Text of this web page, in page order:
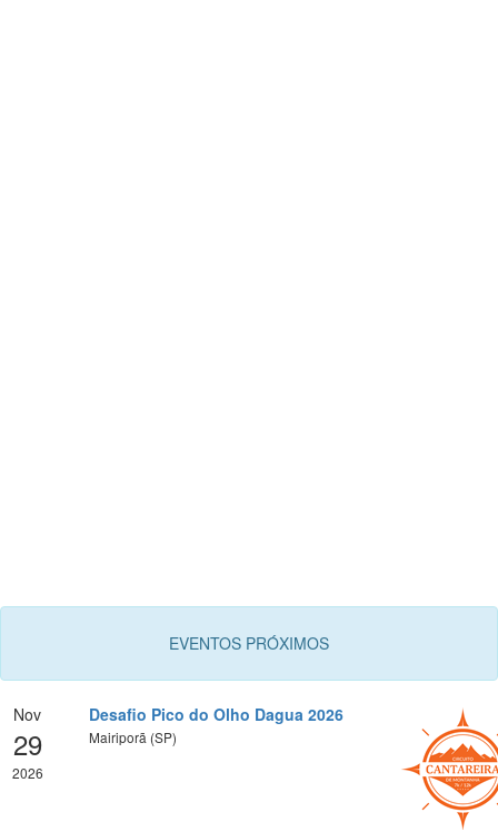
EVENTOS PRÓXIMOS
Nov
29
2026
Desafio Pico do Olho Dagua 2026
Mairiporã (SP)